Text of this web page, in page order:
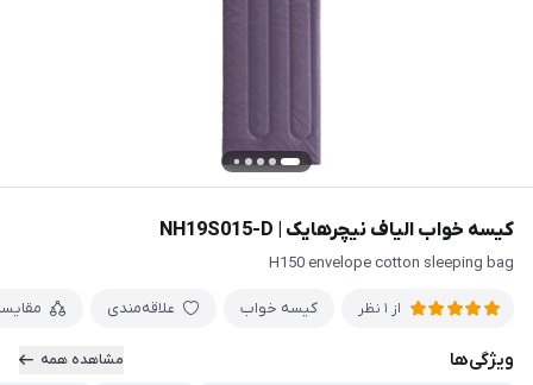
کیسه خواب الیاف نیچرهایک | NH19S015-D
H150 envelope cotton sleeping bag
از 1 نظر کیسه خواب علاقه‌مندی
ویژگی‌ها مشاهده همه